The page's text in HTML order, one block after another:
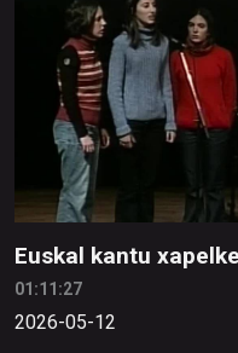
Euskal kantu
01:11:27
2026-05-12